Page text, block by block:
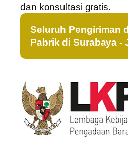
dan konsultasi gratis.
Seluruh Pengiriman
Pabrik di Surabaya -